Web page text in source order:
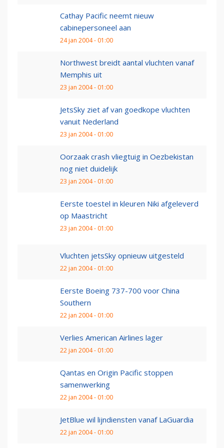
Cathay Pacific neemt nieuw
cabinepersoneel aan
24 jan 2004 - 01:00
Northwest breidt aantal vluchten vanaf
Memphis uit
23 jan 2004 - 01:00
JetsSky ziet af van goedkope vluchten
vanuit Nederland
23 jan 2004 - 01:00
Oorzaak crash vliegtuig in Oezbekistan
nog niet duidelijk
23 jan 2004 - 01:00
Eerste toestel in kleuren Niki afgeleverd
op Maastricht
23 jan 2004 - 01:00
Vluchten jetsSky opnieuw uitgesteld
22 jan 2004 - 01:00
Eerste Boeing 737-700 voor China
Southern
22 jan 2004 - 01:00
Verlies American Airlines lager
22 jan 2004 - 01:00
Qantas en Origin Pacific stoppen
samenwerking
22 jan 2004 - 01:00
JetBlue wil lijndiensten vanaf LaGuardia
22 jan 2004 - 01:00